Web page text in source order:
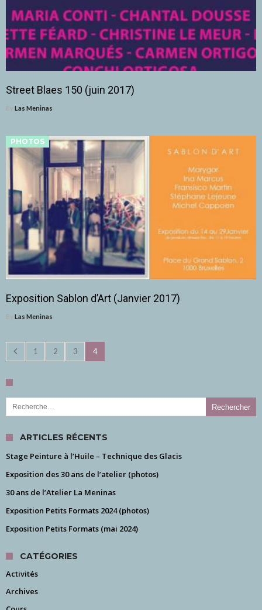
Street Blaes 150 (juin 2017)
By Las Meninas
PHOTOS
Exposition Sablon d’Art (Janvier 2017)
By Las Meninas
1 2 3 4
Rechercher :
ARTICLES RÉCENTS
Stage Peinture à l’Huile – Technique des Glacis
Exposition des 30 ans de l’atelier (photos)
30 ans de l’Atelier La Meninas
Exposition Petits Formats 2024 (photos)
Exposition Petits Formats (mai 2024)
CATÉGORIES
Activités
Archives